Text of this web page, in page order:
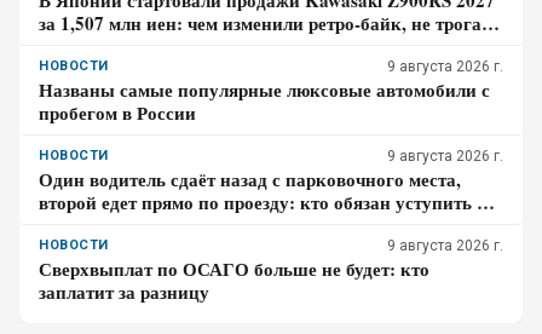
за 1,507 млн иен: чем изменили ретро-байк, не трогая
НОВОСТИ 9 августа 2026 г.
Названы самые популярные люксовые автомобили с
пробегом в России
НОВОСТИ 9 августа 2026 г.
Один водитель сдаёт назад с парковочного места,
второй едет прямо по проезду: кто обязан уступить по
НОВОСТИ 9 августа 2026 г.
Сверхвыплат по ОСАГО больше не будет: кто
заплатит за разницу